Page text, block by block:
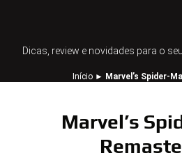
Dicas, review e novidades para o
Início ► Marvel’s Spider-
Marvel’s